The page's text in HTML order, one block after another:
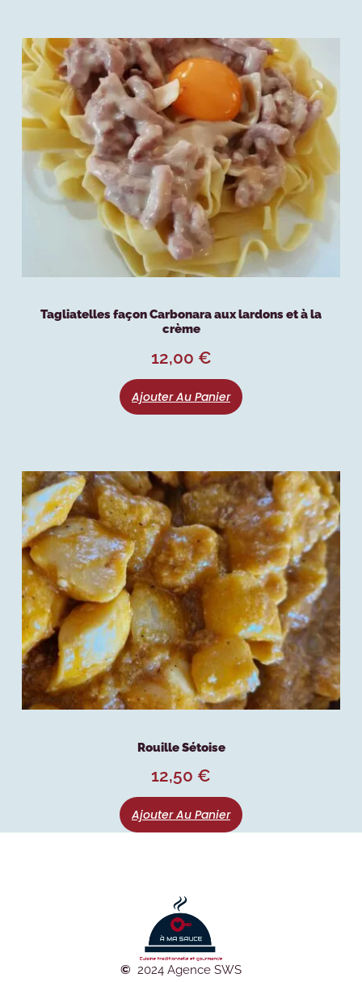
Tagliatelles façon Carbonara aux lardons et à la
crème
12,00 €
Ajouter Au Panier
Rouille Sétoise
12,50 €
Ajouter Au Panier
© 2024 Agence SWS